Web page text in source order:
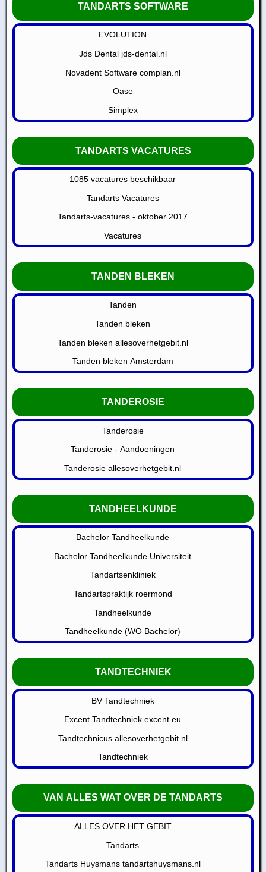
TANDARTS SOFTWARE
EVOLUTION
Jds Dental jds-dental.nl
Novadent Software complan.nl
Oase
Simplex
TANDARTS VACATURES
1085 vacatures beschikbaar
Tandarts Vacatures
Tandarts-vacatures - oktober 2017
Vacatures
TANDEN BLEKEN
Tanden
Tanden bleken
Tanden bleken allesoverhetgebit.nl
Tanden bleken Amsterdam
TANDEROSIE
Tanderosie
Tanderosie - Aandoeningen
Tanderosie allesoverhetgebit.nl
TANDHEELKUNDE
Bachelor Tandheelkunde
Bachelor Tandheelkunde Universiteit
Tandartsenkliniek
Tandartspraktijk roermond
Tandheelkunde
Tandheelkunde (WO Bachelor)
TANDTECHNIEK
BV Tandtechniek
Excent Tandtechniek excent.eu
Tandtechnicus allesoverhetgebit.nl
Tandtechniek
VAN ALLES WAT OVER DE TANDARTS
ALLES OVER HET GEBIT
Tandarts
Tandarts Huysmans tandartshuysmans.nl